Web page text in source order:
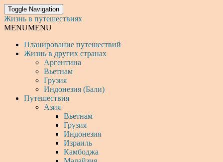
Toggle Navigation
Жизнь в путешествиях
MENUMENU
Планирование путешествий
Жизнь в других странах
Аргентина
Вьетнам
Грузия
Индонезия (Бали)
Путешествия
Азия
Вьетнам
Грузия
Индонезия
Израиль
Камбоджа